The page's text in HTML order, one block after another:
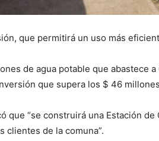
que permitirá un uso más
de agua potable que abastece
que supera los $ 46
que “se construirá una Estación
de la comuna”.